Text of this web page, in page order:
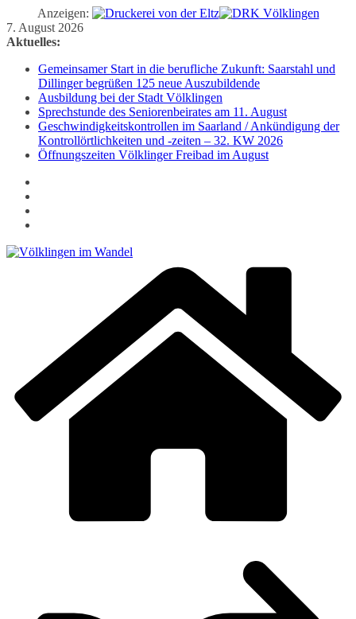
Anzeigen:
Zum
Inhalt
7. August 2026
Aktuelles:
Gemeinsamer Start in die berufliche Zukunft: Saarstahl und
Dillinger begrüßen 125 neue Auszubildende
Ausbildung bei der Stadt Völklingen
Sprechstunde des Seniorenbeirates am 11. August
Geschwindigkeitskontrollen im Saarland / Ankündigung der
Kontrollörtlichkeiten und -zeiten – 32. KW 2026
Öffnungszeiten Völklinger Freibad im August